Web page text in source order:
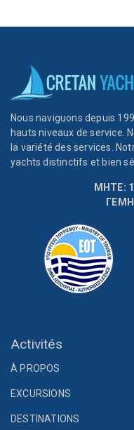
Nous naviguons depuis
hauts niveaux de service.
la variété des services.
yachts distinctifs et bien
MHTE:
Activités
À PROPOS
EXCURSIONS
DESTINATIONS